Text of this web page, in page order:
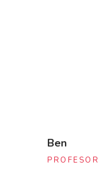
Ben
PROFESOR